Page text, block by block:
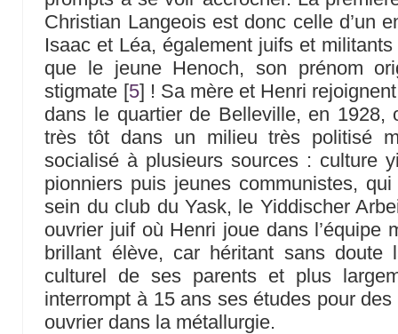
Christian Langeois est donc celle d’un
Isaac et Léa, également juifs et
que le jeune Henoch, son prénom
stigmate [5] ! Sa mère et Henri
dans le quartier de Belleville, en 1928,
très tôt dans un milieu très politisé
socialisé à plusieurs sources : culture
pionniers puis jeunes communistes,
sein du club du Yask, le Yiddischer
ouvrier juif où Henri joue dans l’équipe
brillant élève, car héritant sans doute
culturel de ses parents et plus
interrompt à 15 ans ses études pour
ouvrier dans la métallurgie.